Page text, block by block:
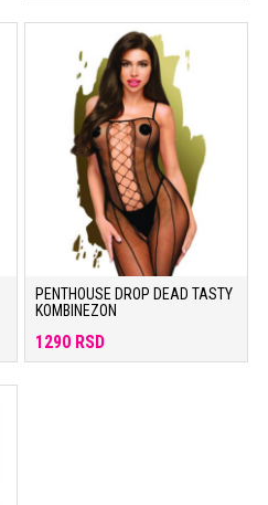
PENTHOUSE DROP DEAD TASTY
KOMBINEZON
1290 RSD